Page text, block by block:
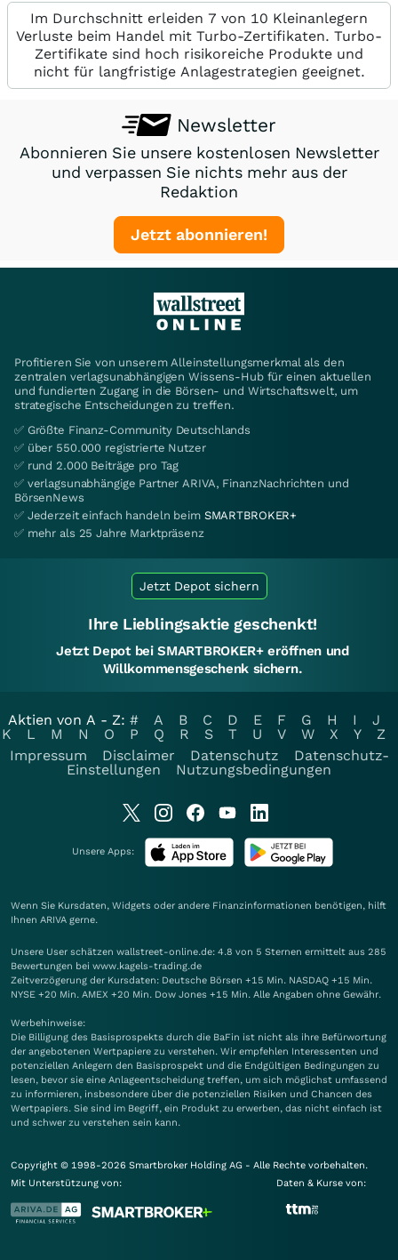
Im Durchschnitt erleiden 7 von 10 Kleinanlegern
Verluste beim Handel mit Turbo-Zertifikaten. Turbo-
Zertifikate sind hoch risikoreiche Produkte und
nicht für langfristige Anlagestrategien geeignet.
Newsletter
Abonnieren Sie unsere kostenlosen Newsletter
und verpassen Sie nichts mehr aus der
Redaktion
Jetzt abonnieren!
Profitieren Sie von unserem Alleinstellungsmerkmal als den
zentralen verlagsunabhängigen Wissens-Hub für einen aktuellen
und fundierten Zugang in die Börsen- und Wirtschaftswelt, um
strategische Entscheidungen zu treffen.
✅ Größte Finanz-Community Deutschlands
✅ über 550.000 registrierte Nutzer
✅ rund 2.000 Beiträge pro Tag
✅ verlagsunabhängige Partner ARIVA, FinanzNachrichten und
BörsenNews
✅ Jederzeit einfach handeln beim SMARTBROKER+
✅ mehr als 25 Jahre Marktpräsenz
Jetzt Depot sichern
Ihre Lieblingsaktie geschenkt!
Jetzt Depot bei SMARTBROKER+ eröffnen und
Willkommensgeschenk sichern.
Aktien von A - Z: # A B C D E F G H I
J
K
L M N O P Q R S T U V W X Y
Z
Impressum
Disclaimer Datenschutz
Datenschutz-
Einstellungen
Nutzungsbedingungen
Unsere Apps:
Wenn Sie Kursdaten, Widgets oder andere Finanzinformationen benötigen, hilft
Ihnen ARIVA gerne.
Unsere User schätzen wallstreet-online.de: 4.8 von 5 Sternen ermittelt aus 285
Bewertungen bei www.kagels-trading.de
Zeitverzögerung der Kursdaten: Deutsche Börsen +15 Min. NASDAQ +15 Min.
NYSE +20 Min. AMEX +20 Min. Dow Jones +15 Min. Alle Angaben ohne Gewähr.
Werbehinweise:
Die Billigung des Basisprospekts durch die BaFin ist nicht als ihre Befürwortung
der angebotenen Wertpapiere zu verstehen. Wir empfehlen Interessenten und
potenziellen Anlegern den Basisprospekt und die Endgültigen Bedingungen zu
lesen, bevor sie eine Anlageentscheidung treffen, um sich möglichst umfassend
zu informieren, insbesondere über die potenziellen Risiken und Chancen des
Wertpapiers. Sie sind im Begriff, ein Produkt zu erwerben, das nicht einfach ist
und schwer zu verstehen sein kann.
Copyright © 1998-2026 Smartbroker Holding AG - Alle Rechte vorbehalten.
Mit Unterstützung von:
Daten & Kurse von: